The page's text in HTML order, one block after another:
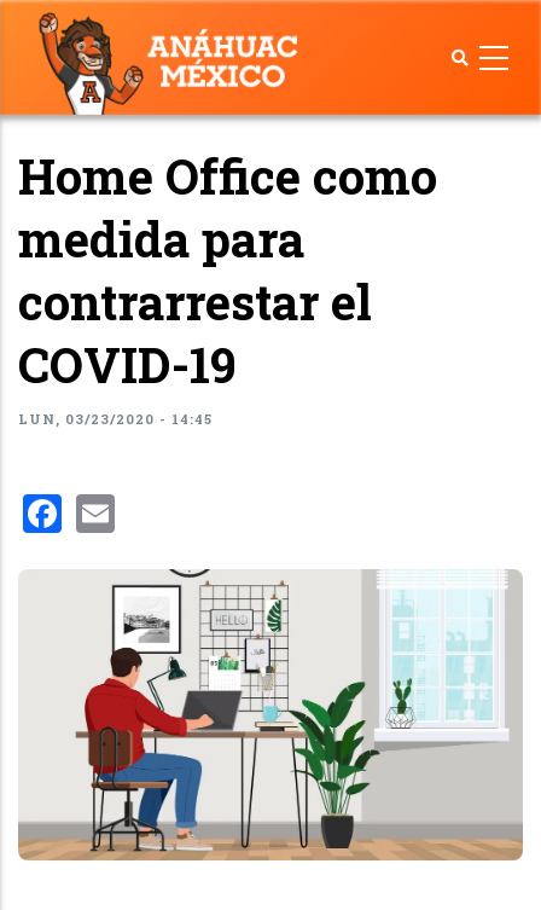
Pasar
contenido
principal
Home Office como
medida para
contrarrestar el
COVID-19
LUN, 03/23/2020 - 14:45
Facebook